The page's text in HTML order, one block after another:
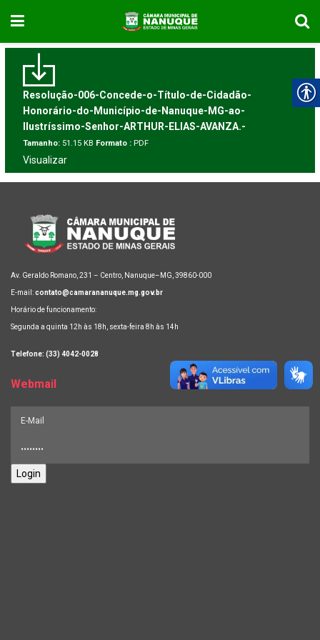
Resolução-006-Concede-o-Título-de-Cidadão-
Honorário-do-Município-de-Nanuque-MG-ao-
Ilustríssimo-Senhor-ARTHUR-ELIAS-AVANZA.-
Tamanho: 51.15 KB Formato : PDF
Visualizar
Av. Geraldo Romano, 231 – Centro, Nanuque–MG, 39860-000
E-mail:contato@camarananuque.mg.gov.br
Horário de funcionamento:
Segunda a quinta 12h às 18h, sexta-feira 8h às 14h
Telefone: (33) 4042-0028
Webmail
Login